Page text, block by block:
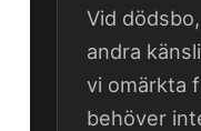
Vid
andra
vi omärkta
behöver